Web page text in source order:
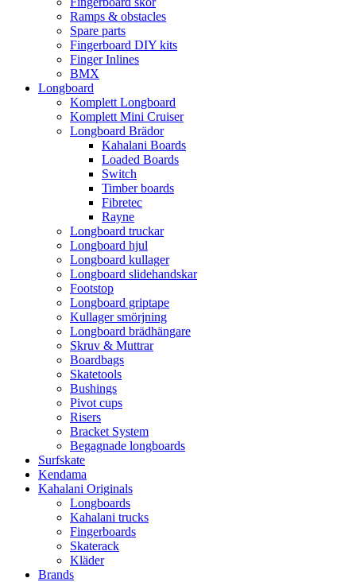
Ramps & obstacles
Spare parts
Fingerboard DIY kits
Finger Inlines
BMX
Longboard
Komplett Longboard
Komplett Mini Cruiser
Longboard Brädor
Kahalani Boards
Loaded Boards
Switch
Timber boards
Fibretec
Rayne
Longboard truckar
Longboard hjul
Longboard kullager
Longboard slidehandskar
Footstop
Longboard griptape
Kullager smörjning
Longboard brädhängare
Skruv & Muttrar
Boardbags
Skatetools
Bushings
Pivot cups
Risers
Bracket System
Begagnade longboards
Surfskate
Kendama
Kahalani Originals
Longboards
Kahalani trucks
Fingerboards
Skaterack
Kläder
Brands